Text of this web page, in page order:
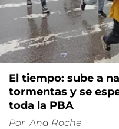
El tiempo: sube a
tormentas y se
toda la PBA
Por Ana Roche